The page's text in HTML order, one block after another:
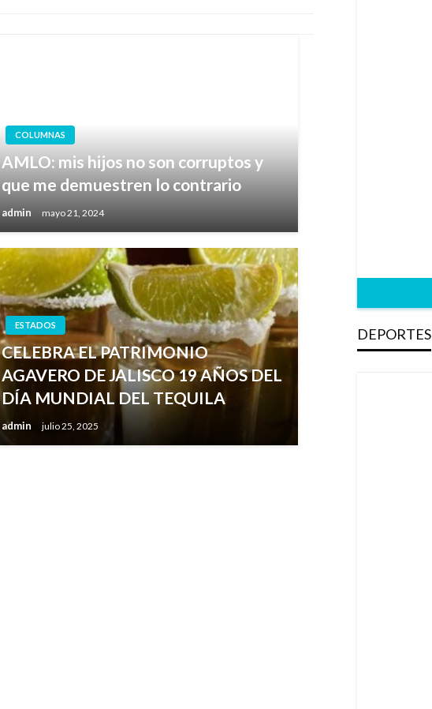
COLUMNAS
AMLO: mis hijos no son corruptos y
que me demuestren lo contrario
admin mayo 21, 2024
ESTADOS
CELEBRA EL PATRIMONIO
AGAVERO DE JALISCO 19 AÑOS DEL
DÍA MUNDIAL DEL TEQUILA
admin julio 25, 2025
DEPORTES